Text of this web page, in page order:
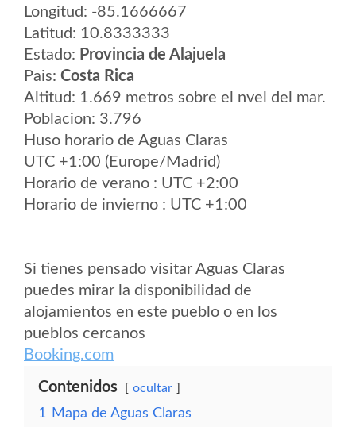
Longitud: -85.1666667
Latitud: 10.8333333
Estado: Provincia de Alajuela
Pais: Costa Rica
Altitud: 1.669 metros sobre el nvel del mar.
Poblacion: 3.796
Huso horario de Aguas Claras
UTC +1:00 (Europe/Madrid)
Horario de verano : UTC +2:00
Horario de invierno : UTC +1:00
Si tienes pensado visitar Aguas Claras
puedes mirar la disponibilidad de
alojamientos en este pueblo o en los
pueblos cercanos
Booking.com
Contenidos ocultar
1
Mapa de Aguas Claras